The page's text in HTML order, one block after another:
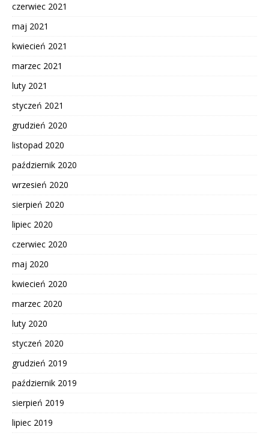
czerwiec 2021
maj 2021
kwiecień 2021
marzec 2021
luty 2021
styczeń 2021
grudzień 2020
listopad 2020
październik 2020
wrzesień 2020
sierpień 2020
lipiec 2020
czerwiec 2020
maj 2020
kwiecień 2020
marzec 2020
luty 2020
styczeń 2020
grudzień 2019
październik 2019
sierpień 2019
lipiec 2019